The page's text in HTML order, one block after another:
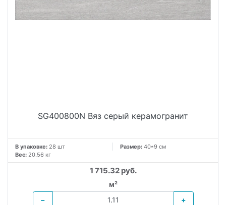
SG400800N Вяз серый керамогранит
В упаковке: 28 шт Размер: 40*9 см
Вес: 20.56 кг
1 715.32 руб.
м²
−
+